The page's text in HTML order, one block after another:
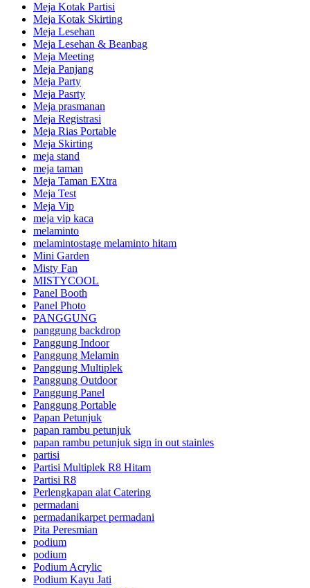
Meja Kotak Partisi
Meja Kotak Skirting
Meja Lesehan
Meja Lesehan & Beanbag
Meja Meeting
Meja Panjang
Meja Party
Meja Pasrty
Meja prasmanan
Meja Registrasi
Meja Rias Portable
Meja Skirting
meja stand
meja taman
Meja Taman EXtra
Meja Test
Meja Vip
meja vip kaca
melaminto
melamintostage melaminto hitam
Mini Garden
Misty Fan
MISTYCOOL
Panel Booth
Panel Photo
PANGGUNG
panggung backdrop
Panggung Indoor
Panggung Melamin
Panggung Multiplek
Panggung Outdoor
Panggung Panel
Panggung Portable
Papan Petunjuk
papan rambu petunjuk
papan rambu petunjuk sign in out stainles
partisi
Partisi Multiplek R8 Hitam
Partisi R8
Perlengkapan alat Catering
permadani
permadanikarpet permadani
Pita Peresmian
podium
podium
Podium Acrylic
Podium Kayu Jati